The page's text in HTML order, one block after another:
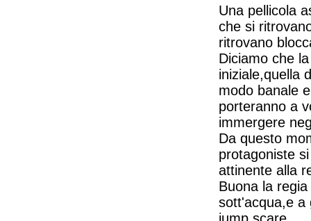
Una pellicola
che si
ritrovano
Diciamo che
iniziale,quella
modo banale
porteranno a
immergere
Da questo
protagoniste
attinente alla
Buona la
sott'acqua,e a